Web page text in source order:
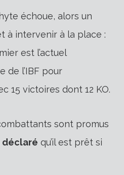
échoue, alors un
à intervenir à la place :
est l’actuel
de l’IBF pour
15 victoires dont 12 KO.
sont promus
déclaré qu’il est prêt si